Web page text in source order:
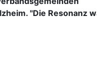
"Die Resonanz